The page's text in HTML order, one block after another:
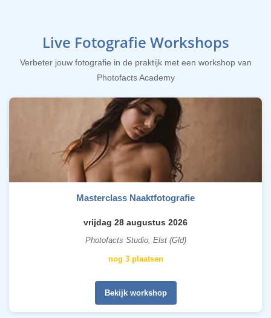
Live Fotografie Workshops
Verbeter jouw fotografie in de praktijk met een workshop van
Photofacts Academy
Masterclass Naaktfotografie
vrijdag 28 augustus 2026
Photofacts Studio, Elst (Gld)
nog 3 plaatsen
Bekijk workshop